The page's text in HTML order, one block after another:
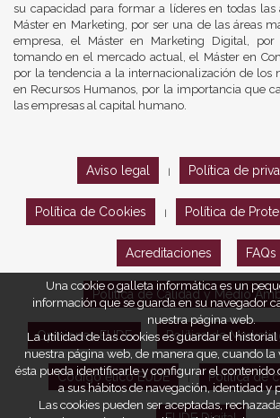
su capacidad para formar a líderes en todas las
Máster en Marketing, por ser una de las áreas
empresa, el Máster en Marketing Digital,
tomando en el mercado actual, el Máster en
por la tendencia a la internacionalización de los
en Recursos Humanos, por la importancia que
las empresas al capital humano.
Aviso legal Política de
Política de Cookies Política de
Acreditaciones FAQs
Política de Calidad y Medio
Opiniones EUDE Política de
Código ético EUDE Política de
Una cookie o galleta informática es un
información que se guarda en su navegador
nuestra página web.
La utilidad de las cookies es guardar el
nuestra página web, de manera que, cuando la
ésta pueda identificarle y configurar el contenido
a sus hábitos de navegación, identidad y
Las cookies pueden ser aceptadas,